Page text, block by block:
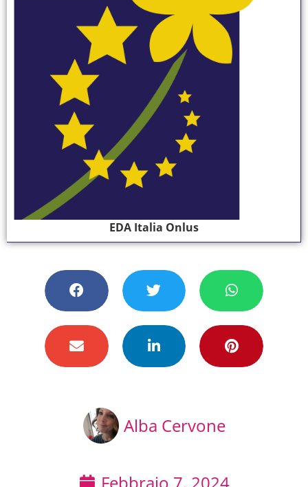
EDA Italia Onlus
Alba Cervone